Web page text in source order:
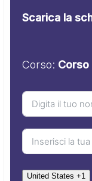
Scarica la
Corso: Corso
United States +1